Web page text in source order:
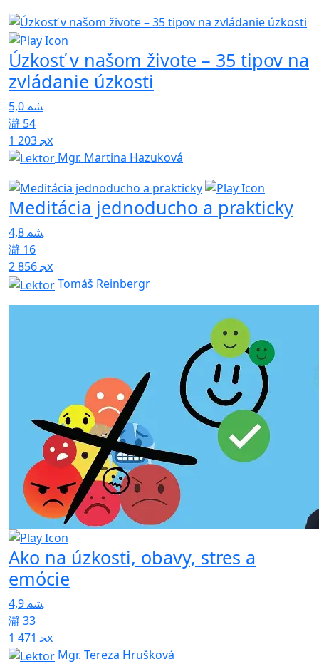
Úzkosť v našom živote – 35 tipov na
zvládanie úzkosti
5,0
54
1 203x
Mgr. Martina Hazuková
Meditácia jednoducho a prakticky
4,8
16
2 856x
Tomáš Reinbergr
Ako na úzkosti, obavy, stres a
emócie
4,9
33
1 471x
Mgr. Tereza Hrušková